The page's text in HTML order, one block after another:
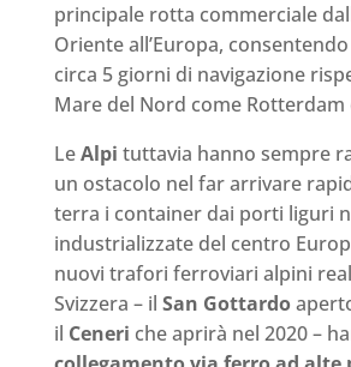
principale rotta commerciale
Oriente all’Europa,
circa 5 giorni di navigazione
Mare del Nord come Rotterdam
LeAlpi tuttavia hanno sempre
un ostacolo nel far arrivare
terra i container dai porti liguri
industrializzate del centro
nuovi trafori ferroviari alpini
Svizzera – il San Gottardo
il Ceneri che aprirà nel 2020 –